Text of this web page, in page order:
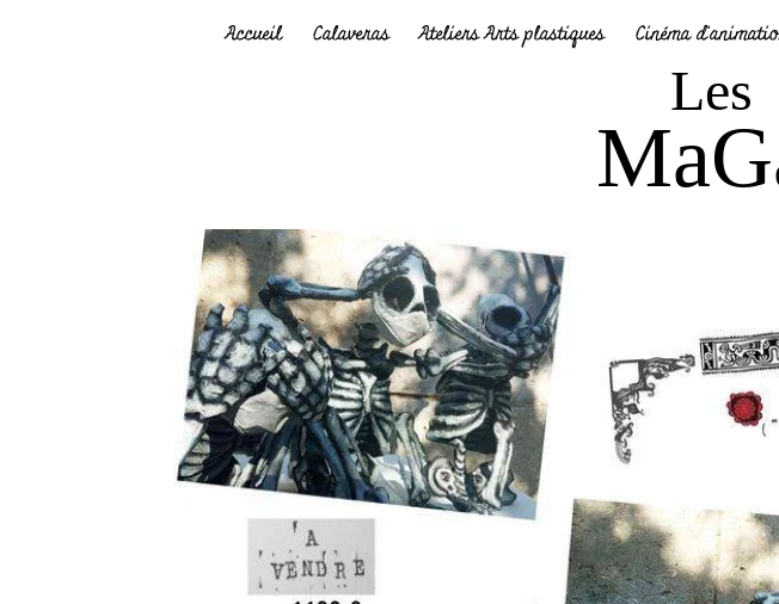
Les
Accueil Calaveras Ateliers Arts plastiques Cinéma